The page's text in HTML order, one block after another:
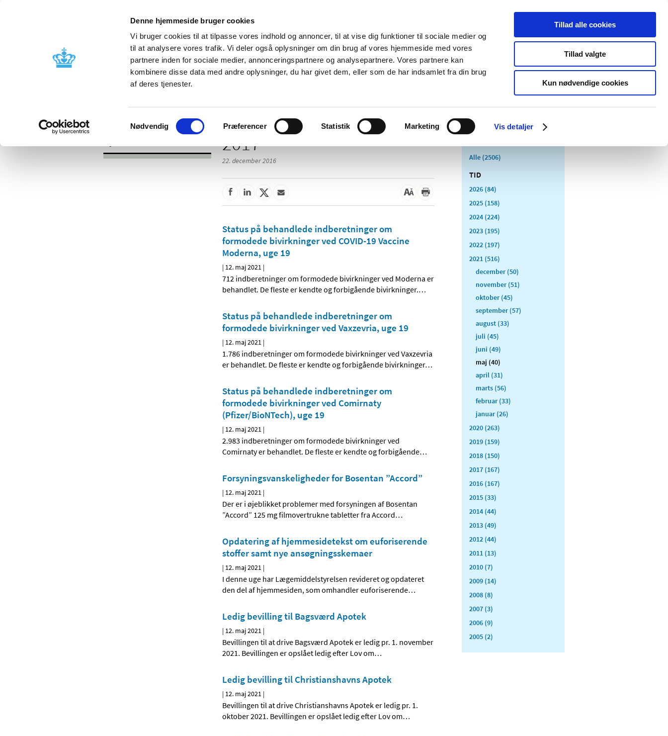
Denne hjemmeside bruger cookies
Vi bruger cookies til at tilpasse vores indhold og annoncer, til at vise dig funktioner til sociale medier og
til at analysere vores trafik. Vi deler også oplysninger om din brug af vores hjemmeside med vores
partnere inden for sociale medier, annonceringspartnere og analysepartnere. Vores partnere kan
kombinere disse data med andre oplysninger, du har givet dem, eller som de har indsamlet fra din brug
af deres tjenester.
Samtykkevalg
Nødvendig Præferencer Statistik Marketing Vis detaljer
Tillad alle cookies
Tillad valgte
Kun nødvendige cookies
Nyheder Om os Kontakt Udgivelser
Godkendelse og
Bivirkninger og
produktinformation
Tilskud og
Apoteker og salg af
Medicinsk
Særlige
produktområder
2017
22. december 2016
Status på behandlede indberetninger om
formodede bivirkninger ved COVID-19 Vaccine
Moderna, uge 19
| 12. maj 2021 |
712 indberetninger om formodede bivirkninger ved Moderna er
behandlet. De fleste er kendte og forbigående bivirkninger.…
Status på behandlede indberetninger om
formodede bivirkninger ved Vaxzevria, uge 19
| 12. maj 2021 |
1.786 indberetninger om formodede bivirkninger ved Vaxzevria
er behandlet. De fleste er kendte og forbigående bivirkninger…
Status på behandlede indberetninger om
formodede bivirkninger ved Comirnaty
(Pfizer/BioNTech), uge 19
| 12. maj 2021 |
2.983 indberetninger om formodede bivirkninger ved
Comirnaty er behandlet. De fleste er kendte og forbigående…
Forsyningsvanskeligheder for Bosentan ”Accord”
| 12. maj 2021 |
Der er i øjeblikket problemer med forsyningen af Bosentan
”Accord” 125 mg filmovertrukne tabletter fra Accord…
Opdatering af hjemmesidetekst om euforiserende
stoffer samt nye ansøgningsskemaer
| 12. maj 2021 |
I denne uge har Lægemiddelstyrelsen revideret og opdateret
den del af hjemmesiden, som omhandler euforiserende…
Ledig bevilling til Bagsværd Apotek
| 12. maj 2021 |
Bevillingen til at drive Bagsværd Apotek er ledig pr. 1. november
2021. Bevillingen er opslået ledig efter Lov om…
Ledig bevilling til Christianshavns Apotek
| 12. maj 2021 |
Bevillingen til at drive Christianshavns Apotek er ledig pr. 1.
oktober 2021. Bevillingen er opslået ledig efter Lov om…
Alle (2506)
TID
2026 (84)
2025 (158)
2024 (224)
2023 (195)
2022 (197)
2021 (516)
december (50)
november (51)
oktober (45)
september (57)
august (33)
juli (45)
juni (49)
maj (40)
april (31)
marts (56)
februar (33)
januar (26)
2020 (263)
2019 (159)
2018 (150)
2017 (167)
2016 (167)
2015 (33)
2014 (44)
2013 (49)
2012 (44)
2011 (13)
2010 (7)
2009 (14)
2008 (8)
2007 (3)
2006 (9)
2005 (2)